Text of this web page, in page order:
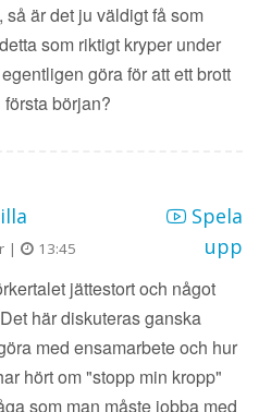
är det ju väldigt få som
som riktigt kryper under
göra för att ett brott
början?
| 13:45
Spela
upp
jättestort och något
här diskuteras ganska
med ensamarbete och hur
hört om "stopp min kropp"
som man måste jobba med